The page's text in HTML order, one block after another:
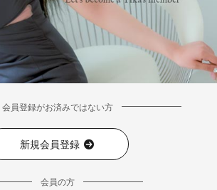
会員登録がお済みではない方
新規会員登録
会員の方